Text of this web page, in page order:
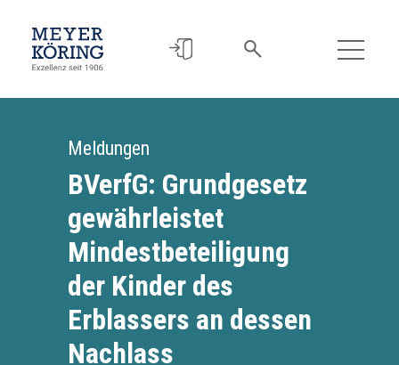
Meldungen
BVerfG: Grundgesetz
gewährleistet
Mindestbeteiligung
der Kinder des
Erblassers an dessen
Nachlass